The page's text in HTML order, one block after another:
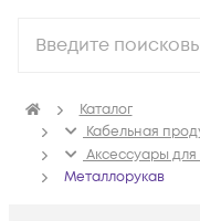
Каталог
Кабельная
Аксессуары
Металлорукав